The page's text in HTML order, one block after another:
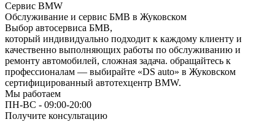
Сервис BMW
Обслуживание и сервис БМВ в Жуковском
Выбор автосервиса БМВ,
который индивидуально подходит к каждому клиенту и
качественно выполняющих работы по обслуживанию и
ремонту автомобилей, сложная задача. обращайтесь к
профессионалам — выбирайте «DS auto» в Жуковском
сертифицированный автотехцентр BMW.
Мы работаем
ПН-ВC - 09:00-20:00
Получите консультацию